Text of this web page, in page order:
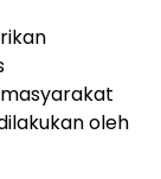
oleh